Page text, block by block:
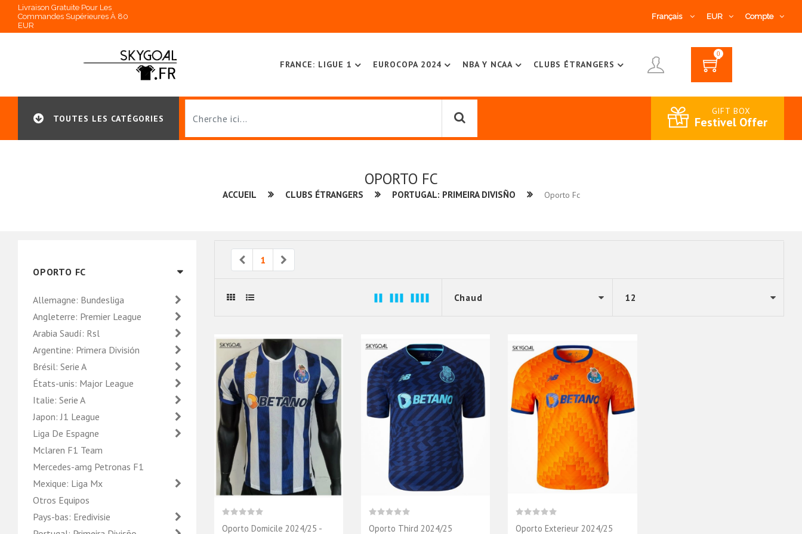
Livraison Gratuite Pour Les
Commandes Supérieures À 80
EUR
Français EUR Compte
FRANCE: LIGUE 1 EUROCOPA 2024 NBA Y NCAA CLUBS ÉTRANGERS
0
TOUTES LES CATÉGORIES
GIFT BOX
Festivel Offer
OPORTO FC
ACCUEIL CLUBS ÉTRANGERS PORTUGAL: PRIMEIRA DIVISÑO Oporto Fc
OPORTO FC
Allemagne: Bundesliga
Angleterre: Premier League
Arabia Saudí: Rsl
Argentine: Primera División
Brésil: Serie A
États-unis: Major League
Italie: Serie A
Japon: J1 League
Liga De Espagne
Mclaren F1 Team
Mercedes-amg Petronas F1
Mexique: Liga Mx
Otros Equipos
Pays-bas: Eredivisie
Previous
1 Next
Oporto Domicile 2024/25 -
Oporto Third 2024/25 Oporto Exterieur 2024/25